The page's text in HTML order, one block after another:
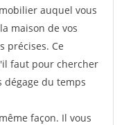
auquel vous
maison de vos
précises. Ce
faut pour chercher
dégage du temps
façon. Il vous